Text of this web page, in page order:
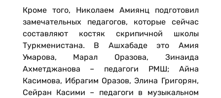
Кроме того, Николаем Амиянц подготовил
замечательных педагогов, которые сейчас
составляют костяк скрипичной школы
Туркменистана. В Ашхабаде это Амия
Умарова, Марал Оразова, Зинаида
Ахметджанова – педагоги РМШ; Айна
Касимова, Ибрагим Оразов, Элина Григорян,
Сейран Касими – педагоги в музыкальном